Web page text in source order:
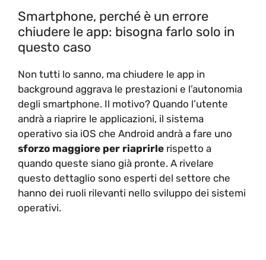
Smartphone, perché è un errore
chiudere le app: bisogna farlo solo in
questo caso
Non tutti lo sanno, ma chiudere le app in
background aggrava le prestazioni e l’autonomia
degli smartphone. Il motivo? Quando l’utente
andrà a riaprire le applicazioni, il sistema
operativo sia iOS che Android andrà a fare uno
sforzo maggiore per riaprirle rispetto a
quando queste siano già pronte. A rivelare
questo dettaglio sono esperti del settore che
hanno dei ruoli rilevanti nello sviluppo dei sistemi
operativi.